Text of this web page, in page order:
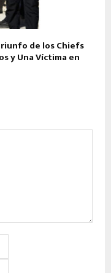
de los Chiefs
y Una Víctima en